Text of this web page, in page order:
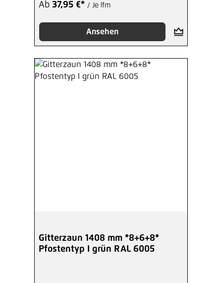
Ab 37,95 €* / Je lfm
Ansehen
Gitterzaun 1408 mm *8+6+8*
Pfostentyp I grün RAL 6005